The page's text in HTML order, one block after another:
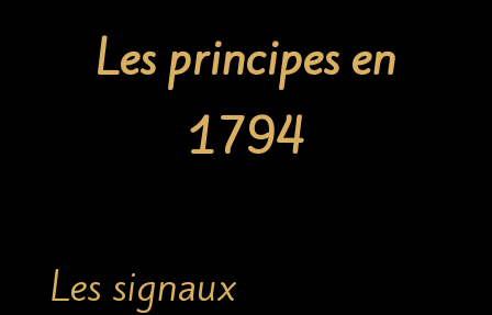
Les principes en
1794
Les signaux